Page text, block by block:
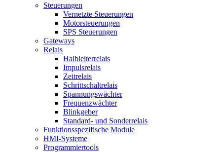
Steuerungen
Vernetzte Steuerungen
Motorsteuerungen
SPS Steuerungen
Gateways
Relais
Halbleiterrelais
Impulsrelais
Zeitrelais
Schrittschaltrelais
Spannungswächter
Frequenzwächter
Blinkgeber
Standard- und Sonderrelais
Funktionsspezifische Module
HMI-Systeme
Programmiertools